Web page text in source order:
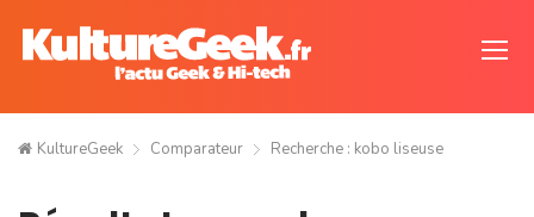
KultureGeek Comparateur Recherche : kobo liseuse